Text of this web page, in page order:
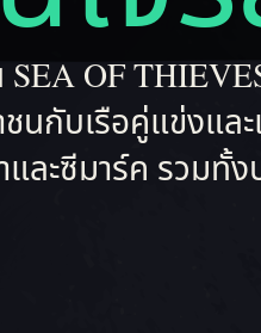
SEA OF
นกับเรือคู่แข่งแ
ละซีมาร์ค รวมทั้